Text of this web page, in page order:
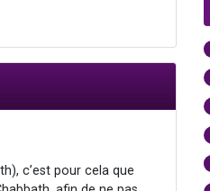
c’est pour cela que